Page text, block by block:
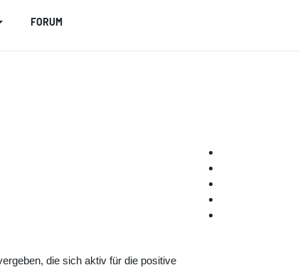
FORUM
die sich aktiv für die positive